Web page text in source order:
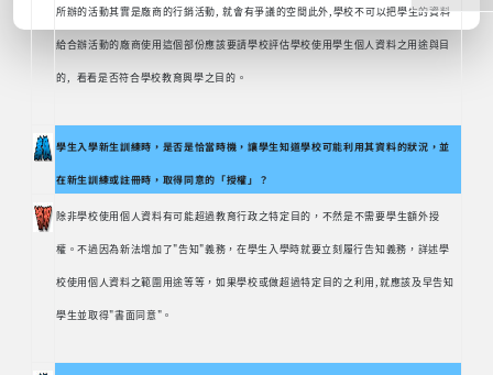
所辦的活動其實是廠商的行銷活動, 就會有爭議的空間此外,學校不可以把學生的資料
給合辦活動的廠商使用這個部份應該要請學校評估學校使用學生個人資料之用途與目
的, 看看是否符合學校教育興學之目的。
學生入學新生訓練時，是否是恰當時機，讓學生知道學校可能利用其資料的狀況，並
在新生訓練或註冊時，取得同意的「授權」？
除非學校使用個人資料有可能超過教育行政之特定目的，不然是不需要學生額外授
權。不過因為新法增加了"告知"義務，在學生入學時就要立刻履行告知義務，詳述學
校使用個人資料之範圍用途等等，如果學校或做超過特定目的之利用,就應該及早告知
學生並取得"書面同意"。